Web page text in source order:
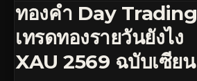
ทองคำ Day Trading
เทรดทองรายวันยังไง
XAU 2569 ฉบับเซียน